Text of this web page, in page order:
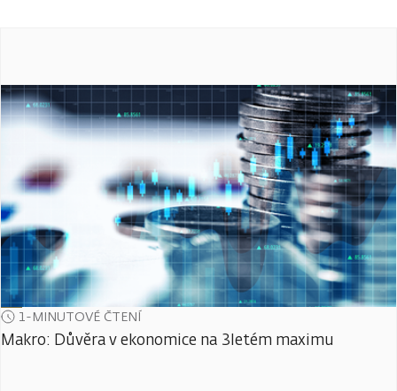
1-MINUTOVÉ ČTENÍ
Makro: Důvěra v ekonomice na 3letém maximu